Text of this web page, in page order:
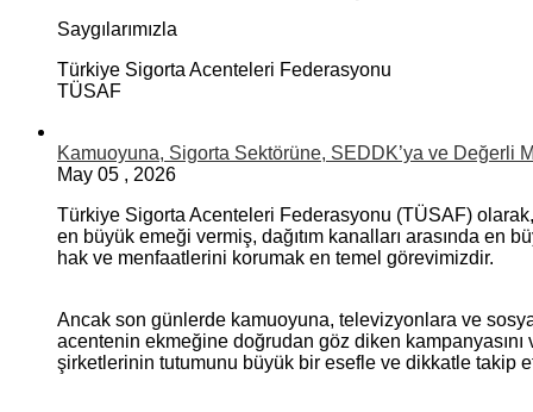
Saygılarımızla
Türkiye Sigorta Acenteleri Federasyonu
TÜSAF
Kamuoyuna, Sigorta Sektörüne, SEDDK’ya ve Değerli
May 05 , 2026
Türkiye Sigorta Acenteleri Federasyonu (TÜSAF)
en büyük emeği vermiş, dağıtım kanalları arasında en
hak ve menfaatlerini korumak en temel görevimizdir.
Ancak son günlerde kamuoyuna, televizyonlara ve
acentenin ekmeğine doğrudan göz diken
şirketlerinin tutumunu büyük bir esefle ve dikkatle takip